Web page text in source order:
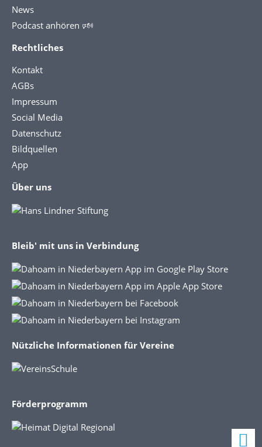
News
Podcast anhören 🕬
Rechtliches
Kontakt
AGBs
Impressum
Social Media
Datenschutz
Bildquellen
App
Über uns
Bleib' mit uns in Verbindung
Nützliche Informationen für Vereine
Förderprogramm